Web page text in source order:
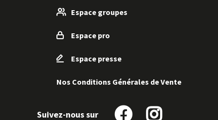
Espace groupes
Espace pro
Espace presse
Nos Conditions Générales de Vente
Suivez-nous sur